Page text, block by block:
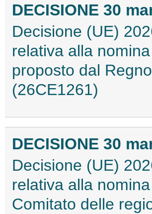
DECISIONE 30
Decisione (UE)
relativa alla
proposto dal
(26CE1261)
DECISIONE 30
Decisione (UE)
relativa alla
Comitato delle